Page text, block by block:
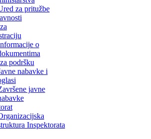
za pritužbe
o
podršku
nabavke i
javne
Inspektorata